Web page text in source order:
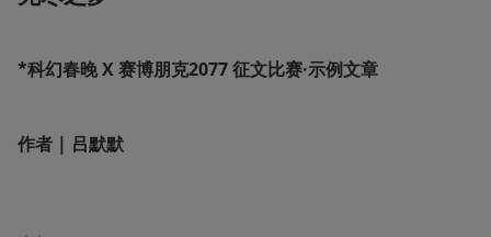
*科幻春晚 X 赛博朋克2077 征文比赛·示例文章
作者 | 吕默默